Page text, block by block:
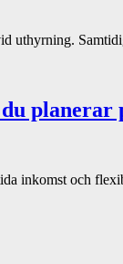
uthyrning.
inkomst och